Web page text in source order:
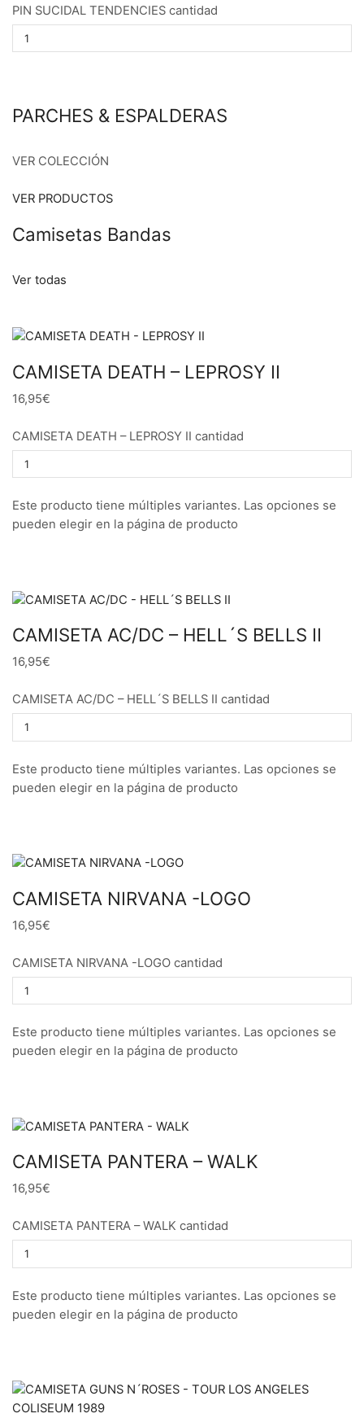
PIN SUCIDAL TENDENCIES cantidad
PARCHES & ESPALDERAS
VER COLECCIÓN
VER PRODUCTOS
Camisetas Bandas
Ver todas
CAMISETA DEATH – LEPROSY II
16,95€
CAMISETA DEATH – LEPROSY II cantidad
Este producto tiene múltiples variantes. Las opciones se
pueden elegir en la página de producto
CAMISETA AC/DC – HELL´S BELLS II
16,95€
CAMISETA AC/DC – HELL´S BELLS II cantidad
Este producto tiene múltiples variantes. Las opciones se
pueden elegir en la página de producto
CAMISETA NIRVANA -LOGO
16,95€
CAMISETA NIRVANA -LOGO cantidad
Este producto tiene múltiples variantes. Las opciones se
pueden elegir en la página de producto
CAMISETA PANTERA – WALK
16,95€
CAMISETA PANTERA – WALK cantidad
Este producto tiene múltiples variantes. Las opciones se
pueden elegir en la página de producto